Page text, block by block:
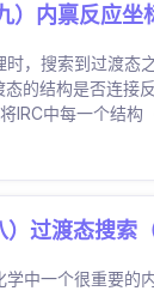
内禀反应坐
时，搜索到过渡
的结构是否连接
IRC中每一个结
过渡态搜索（
学中一个很重要